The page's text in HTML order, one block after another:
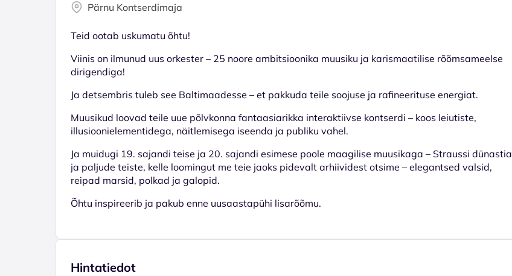
Pärnu Kontserdimaja
Teid ootab uskumatu õhtu!
Viinis on ilmunud uus orkester – 25 noore ambitsioonika muusiku ja karismaatilise rõõmsameelse
dirigendiga!
Ja detsembris tuleb see Baltimaadesse – et pakkuda teile soojuse ja rafineerituse energiat.
Muusikud loovad teile uue põlvkonna fantaasiarikka interaktiivse kontserdi – koos leiutiste,
illusioonielementidega, näitlemisega iseenda ja publiku vahel.
Ja muidugi 19. sajandi teise ja 20. sajandi esimese poole maagilise muusikaga – Straussi dünastia
ja paljude teiste, kelle loomingut me teie jaoks pidevalt arhiividest otsime – elegantsed valsid,
reipad marsid, polkad ja galopid.
Õhtu inspireerib ja pakub enne uusaastapühi lisarõõmu.
Hintatiedot